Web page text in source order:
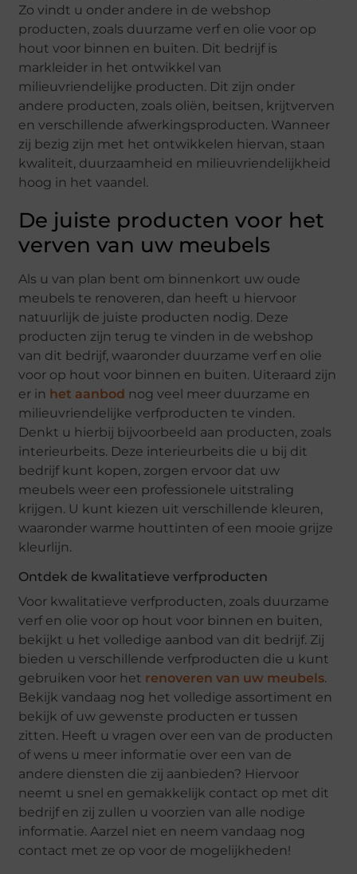
Zo vindt u onder andere in de webshop
producten, zoals duurzame verf en olie voor op
hout voor binnen en buiten. Dit bedrijf is
markleider in het ontwikkel van
milieuvriendelijke producten. Dit zijn onder
andere producten, zoals oliën, beitsen, krijtverven
en verschillende afwerkingsproducten. Wanneer
zij bezig zijn met het ontwikkelen hiervan, staan
kwaliteit, duurzaamheid en milieuvriendelijkheid
hoog in het vaandel.
De juiste producten voor het
verven van uw meubels
Als u van plan bent om binnenkort uw oude
meubels te renoveren, dan heeft u hiervoor
natuurlijk de juiste producten nodig. Deze
producten zijn terug te vinden in de webshop
van dit bedrijf, waaronder duurzame verf en olie
voor op hout voor binnen en buiten. Uiteraard zijn
er in het aanbod nog veel meer duurzame en
milieuvriendelijke verfproducten te vinden.
Denkt u hierbij bijvoorbeeld aan producten, zoals
interieurbeits. Deze interieurbeits die u bij dit
bedrijf kunt kopen, zorgen ervoor dat uw
meubels weer een professionele uitstraling
krijgen. U kunt kiezen uit verschillende kleuren,
waaronder warme houttinten of een mooie grijze
kleurlijn.
Ontdek de kwalitatieve verfproducten
Voor kwalitatieve verfproducten, zoals duurzame
verf en olie voor op hout voor binnen en buiten,
bekijkt u het volledige aanbod van dit bedrijf. Zij
bieden u verschillende verfproducten die u kunt
gebruiken voor het renoveren van uw meubels.
Bekijk vandaag nog het volledige assortiment en
bekijk of uw gewenste producten er tussen
zitten. Heeft u vragen over een van de producten
of wens u meer informatie over een van de
andere diensten die zij aanbieden? Hiervoor
neemt u snel en gemakkelijk contact op met dit
bedrijf en zij zullen u voorzien van alle nodige
informatie. Aarzel niet en neem vandaag nog
contact met ze op voor de mogelijkheden!